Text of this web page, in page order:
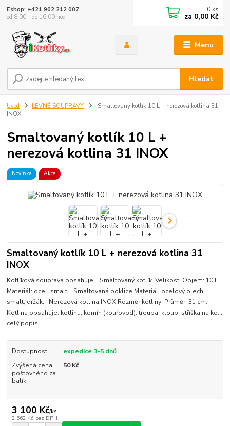
Menu
Hledat
Eshop: +421 902 212 007
od 8:00 - do 16:00 hod
0 ks
za 0,00 Kč
Úvod LEVNÉ SOUPRAVY
Smaltovaný kotlík 10 L + nerezová kotlina 31
INOX
Smaltovaný kotlík 10 L +
nerezová kotlina 31 INOX
Novinka Akce
Smaltovaný kotlík 10 L + nerezová kotlina 31
INOX
Kotlíková souprava obsahuje: Smaltovaný kotlík. Velikost: Objem: 10 L.
Materiál: ocel, smalt. Smaltovaná poklice Materiál: ocelový plech,
smalt, držák. Nerezová kotlina INOX Rozměr kotliny: Průměr: 31 cm.
Kotlina obsahuje: kotlinu, komín (kouřovod): trouba, kloub, stříška na ko...
celý popis
Dostupnost
expedice 3-5 dnů
Zvýšená cena
poštovného za
balík
50 Kč
3 100 Kč/ks
2 562 Kč bez DPH